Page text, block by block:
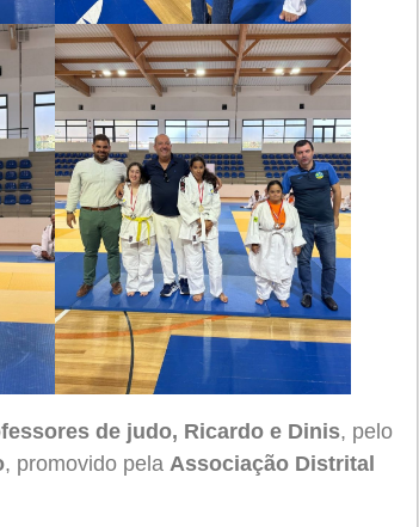
de judo, Ricardo e Dinis, pelo
, promovido pela Associação Distrital